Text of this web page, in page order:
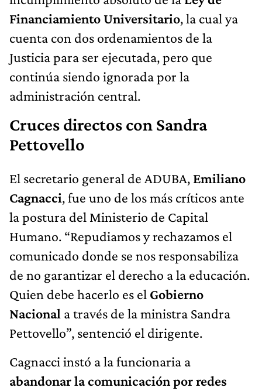
Financiamiento Universitario, la cual ya
cuenta con dos ordenamientos de la
Justicia para ser ejecutada, pero que
continúa siendo ignorada por la
administración central.
Cruces directos con Sandra
Pettovello
El secretario general de ADUBA, Emiliano
Cagnacci, fue uno de los más críticos ante
la postura del Ministerio de Capital
Humano. “Repudiamos y rechazamos el
comunicado donde se nos responsabiliza
de no garantizar el derecho a la educación.
Quien debe hacerlo es el Gobierno
Nacional a través de la ministra Sandra
Pettovello”, sentenció el dirigente.
Cagnacci instó a la funcionaria a
abandonar la comunicación por redes